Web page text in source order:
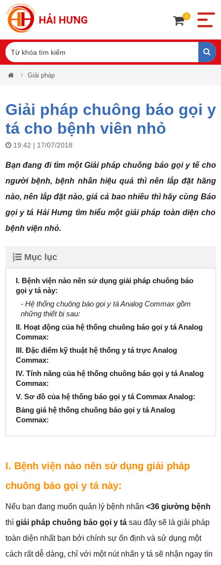
0
Giải pháp
Giải pháp chuông báo gọi y
tá cho bệnh viên nhỏ
19:42 | 17/07/2018
Bạn đang đi tìm mộtGiải pháp chuông báo gọi y tế cho
người bệnh, bệnh nhân hiệu quả thì nên lắp đặt hãng
nào, nên lắp đặt nào, giá cả bao nhiêu thì hãy cùng Báo
gọi y tá Hải Hưng tìm hiểu một giải pháp toàn diện cho
bệnh viện nhỏ.
Mục lục
I. Bệnh viện nào nên sử dụng giải pháp chuông báo
gọi y tá này:
- Hệ thống chuông báo gọi y tá Analog Commax gồm
những thiết bị sau:
II. Hoạt động của hệ thống chuông báo gọi y tá Analog
Commax:
III. Đặc điểm kỹ thuật hệ thống y tá trực Analog
Commax:
IV. Tính năng của hệ thống chuông báo gọi y tá Analog
Commax:
V. Sơ đồ của hệ thống báo gọi y tá Commax Analog:
Bảng giá hệ thống chuông báo gọi y tá Analog
Commax:
I. Bệnh viện nào nên sử dụng giải pháp
chuông báo gọi y tá này:
Nếu bạn đang muốn quản lý bệnh nhân <36 giường bệnh
thì giải pháp chuông báo gọi y tásau đây sẽ là giải pháp
toàn diện nhất bạn bởi chính sự ổn định và sử dụng một
cách rất dễ dàng, chỉ với một nút nhấn y tá sẽ nhận ngay tín